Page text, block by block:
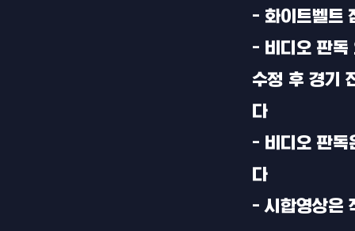
- 화이트벨트
- 비디오 판독
수정 후 경기
다
- 비디오 판독
다
- 시합영상은